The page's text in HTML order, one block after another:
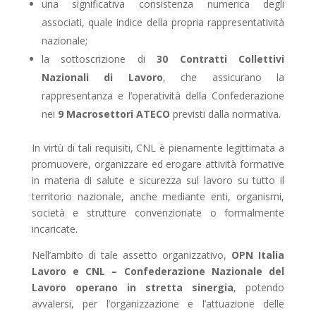
una significativa consistenza numerica degli
associati, quale indice della propria rappresentatività
nazionale;
la sottoscrizione di30 Contratti Collettivi
Nazionali di Lavoro, che assicurano la
rappresentanza e l’operatività della Confederazione
nei 9 Macrosettori ATECO previsti dalla normativa.
In virtù di tali requisiti, CNL è pienamente legittimata a
promuovere, organizzare ed erogare attività formative
in materia di salute e sicurezza sul lavoro su tutto il
territorio nazionale, anche mediante enti, organismi,
società e strutture convenzionate o formalmente
incaricate.
Nell’ambito di tale assetto organizzativo, OPN Italia
Lavoro e CNL – Confederazione Nazionale del
Lavoro operano in stretta sinergia, potendo
avvalersi, per l’organizzazione e l’attuazione delle